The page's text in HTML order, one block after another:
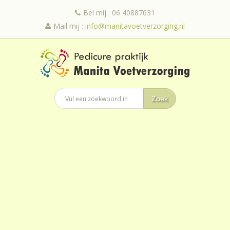
Bel mij : 06 40887631
Mail mij : info@manitavoetverzorging.nl